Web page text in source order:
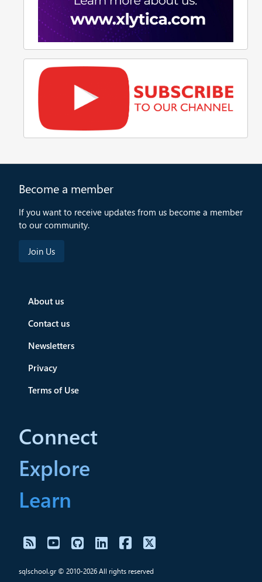
Become a member
If you want to receive updates from us become a member
to our community.
About us
Contact us
Newsletters
Privacy
Terms of Use
Connect
Explore
Learn
sqlschool.gr © 2010-2026 All rights reserved